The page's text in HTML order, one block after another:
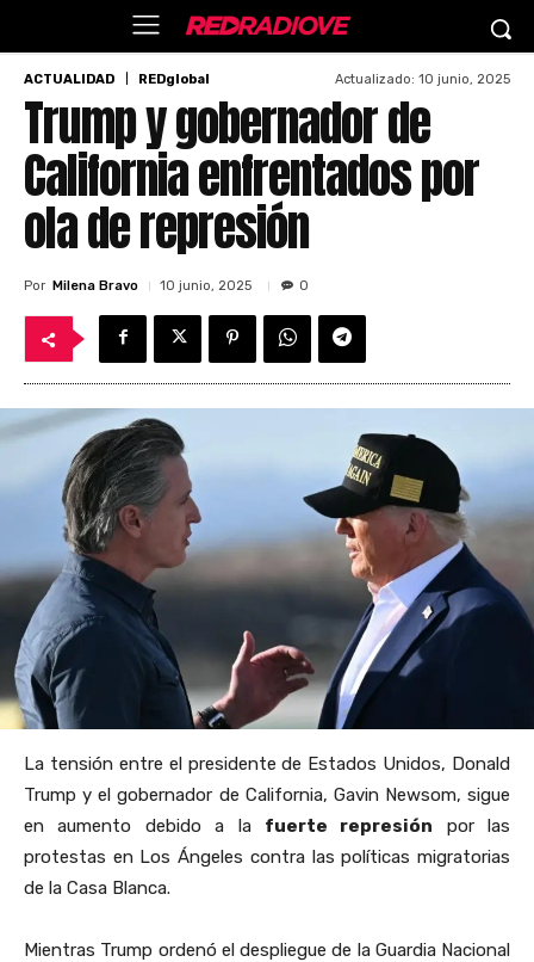
ACTUALIDAD REDglobal Actualizado: 10 junio, 2025
Trump y gobernador de
California enfrentados por
ola de represión
Por Milena Bravo 10 junio, 2025 0
La tensión entre el presidente de Estados Unidos, Donald
Trump y el gobernador de California, Gavin Newsom, sigue
en aumento debido a la fuerte represión por las
protestas en Los Ángeles contra las políticas migratorias
de la Casa Blanca.
Mientras Trump ordenó el despliegue de la Guardia Nacional